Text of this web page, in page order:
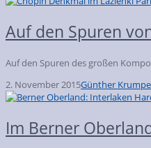
Auf den Spuren
Auf den Spuren des großen
2. November 2015Günther
Im Berner